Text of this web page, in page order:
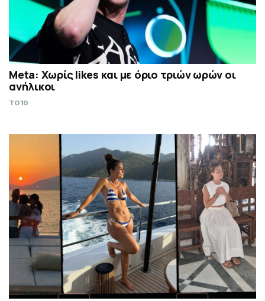
Meta: Χωρίς likes και με όριο τριών ωρών οι
ανήλικοι
TO10